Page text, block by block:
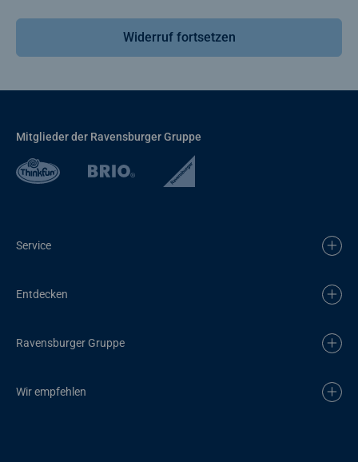
Widerruf fortsetzen
Mitglieder der Ravensburger Gruppe
Service
Entdecken
Ravensburger Gruppe
Wir empfehlen